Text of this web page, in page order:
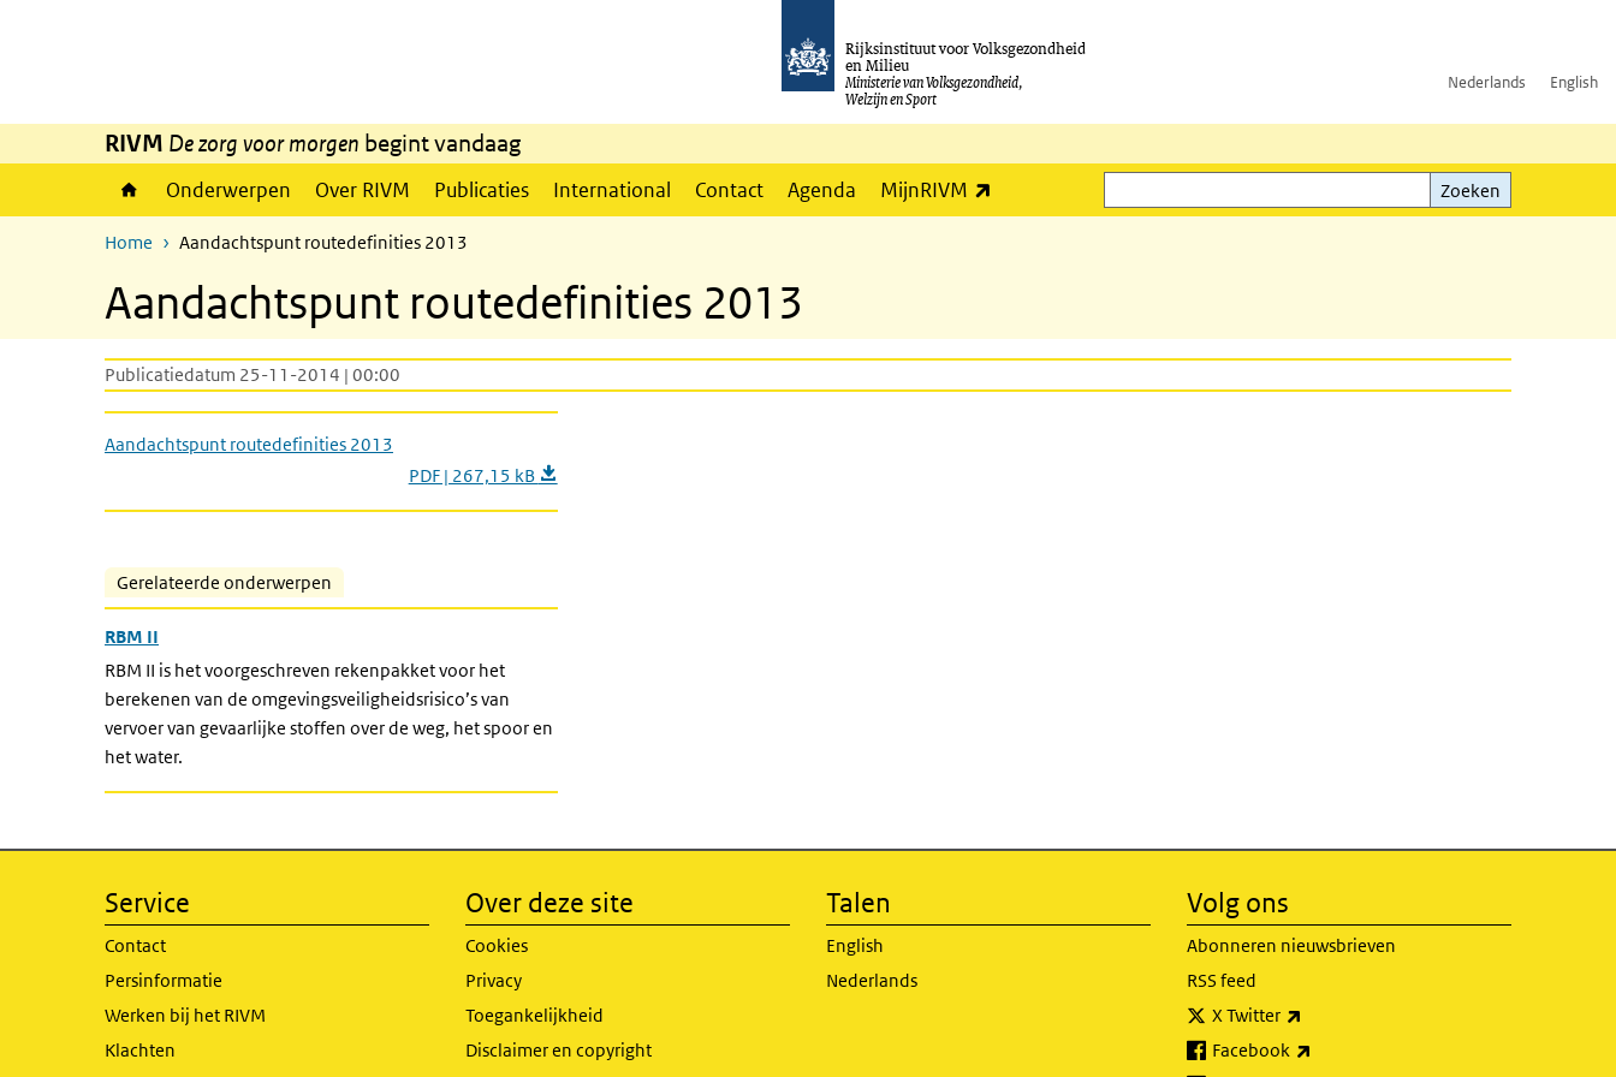
Rijksinstituut voor Volksgezondheid
en Milieu
Ministerie van Volksgezondheid,
Welzijn en Sport
Nederlands English
RIVM De zorg voor morgen begint vandaag
Onderwerpen Over RIVM Publicaties International Contact Agenda MijnRIVM
Zoeken
Zoeken
Home Aandachtspunt routedefinities 2013
Aandachtspunt routedefinities 2013
Publicatiedatum 25-11-2014 | 00:00
Aandachtspunt routedefinities 2013
PDF | 267,15 kB
Gerelateerde onderwerpen
RBM II
RBM II is het voorgeschreven rekenpakket voor het
berekenen van de omgevingsveiligheidsrisico’s van
vervoer van gevaarlijke stoffen over de weg, het spoor en
het water.
Service
Contact
Persinformatie
Werken bij het RIVM
Klachten
Over deze site
Cookies
Privacy
Toegankelijkheid
Disclaimer en copyright
Talen
English
Nederlands
Volg ons
Abonneren nieuwsbrieven
RSS feed
X Twitter
Facebook